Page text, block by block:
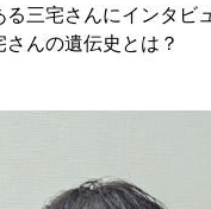
三宅さんにインタビ
んの遺伝史とは？